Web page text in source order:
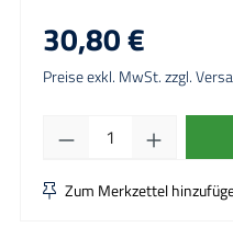
30,80 €
Preise exkl. MwSt. zzgl.
Produkt
Zum Merkzettel